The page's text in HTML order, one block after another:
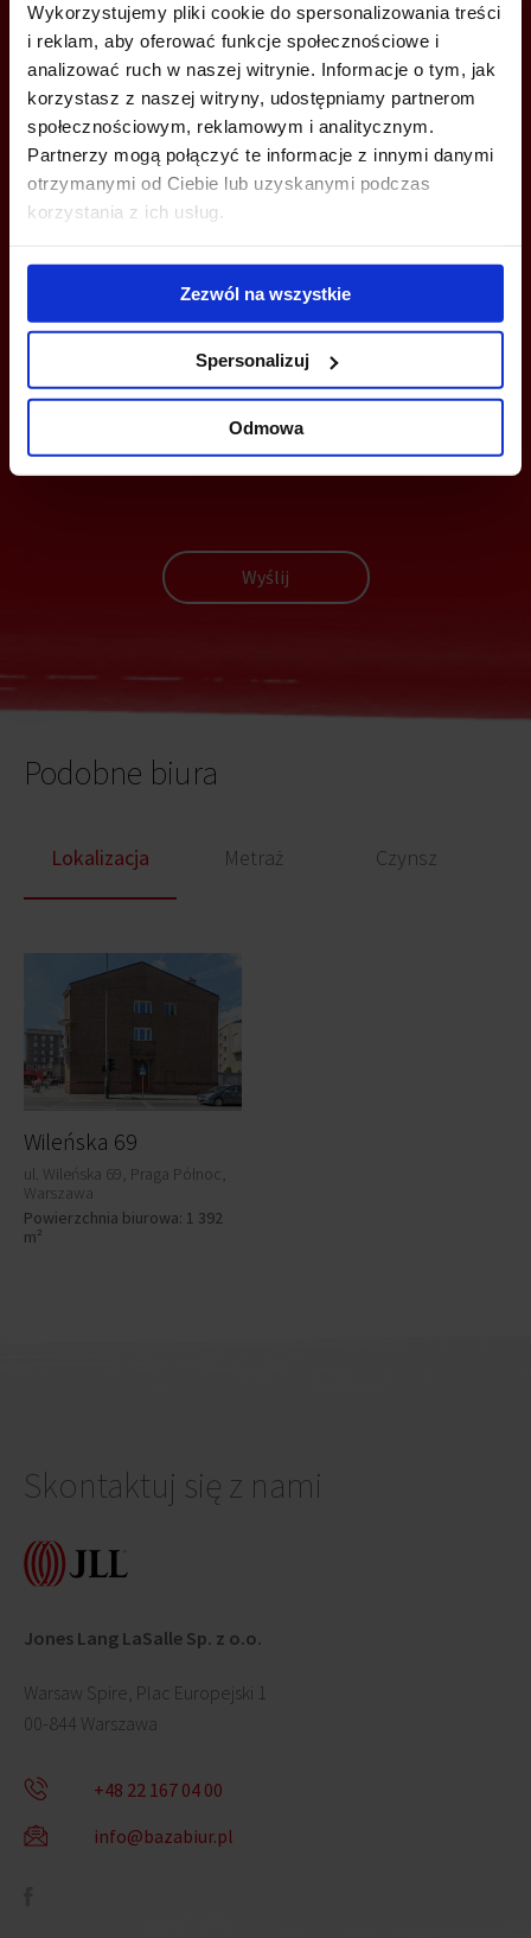
Wykorzystujemy pliki cookie do spersonalizowania treści
i reklam, aby oferować funkcje społecznościowe i
analizować ruch w naszej witrynie. Informacje o tym, jak
korzystasz z naszej witryny, udostępniamy partnerom
społecznościowym, reklamowym i analitycznym.
Partnerzy mogą połączyć te informacje z innymi danymi
otrzymanymi od Ciebie lub uzyskanymi podczas
korzystania z ich usług.
Zezwól na wszystkie
Spersonalizuj
Odmowa
ZADZWOŃ I DOWIEDZ SIĘ WIĘCEJ
+48 22 167 04 00
info@bazabiur.pl
MOŻESZ TEŻ ZOSTAWIĆ SWÓJ NUMER, A MY SKONTAKTUJEMY SIĘ
Wyślij
Podobne biura
Lokalizacja Metraż Czynsz
Wileńska 69
ul. Wileńska 69, Praga Północ,
Warszawa
Powierzchnia biurowa: 1 392
m²
Skontaktuj się z nami
Jones Lang LaSalle Sp. z o.o.
Warsaw Spire, Plac Europejski 1
00-844 Warszawa
+48 22 167 04 00
info@bazabiur.pl